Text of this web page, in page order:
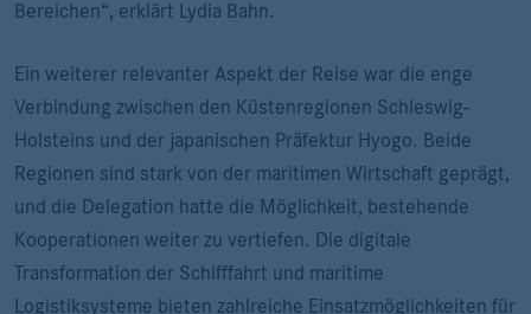
Bereichen“, erklärt Lydia Bahn.
Ein weiterer relevanter Aspekt der Reise war die enge
Verbindung zwischen den Küstenregionen Schleswig-
Holsteins und der japanischen Präfektur Hyogo. Beide
Regionen sind stark von der maritimen Wirtschaft geprägt,
und die Delegation hatte die Möglichkeit, bestehende
Kooperationen weiter zu vertiefen. Die digitale
Transformation der Schifffahrt und maritime
Logistiksysteme bieten zahlreiche Einsatzmöglichkeiten für